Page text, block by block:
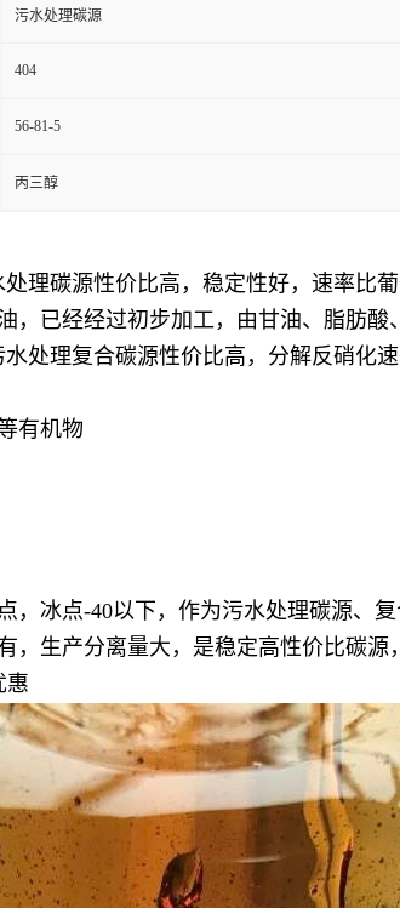
污水处理碳源
404
56-81-5
丙三醇
理碳源性价比高，稳定性好，速率比
，已经经过初步加工，由甘油、脂肪
处理复合碳源性价比高，分解反硝
有机物
，冰点-40以下，作为污水处理碳源、
，生产分离量大，是稳定高性价比碳源
惠